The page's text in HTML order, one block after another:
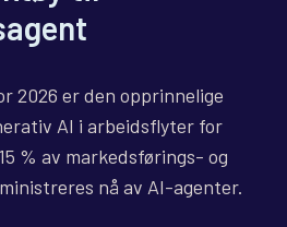
2026 er den opprinnelige
AI i arbeidsflyter for
% av markedsførings- og
nå av AI-agenter.